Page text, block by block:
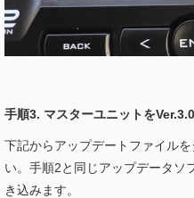
手順3. マスターユニットを
下記からアップデートファイル
い。手順2と同じアップデータソ
き込みます。